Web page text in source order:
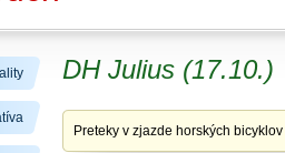
DH Julius (17.10.)
Preteky v zjazde horských